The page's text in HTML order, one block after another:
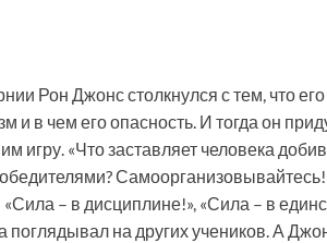
Рон Джонс столкнулся с тем, что
и в чем его опасность. И тогда он
игру. «Что заставляет человека
– в дисциплине!», «Сила – в
на других учеников. А